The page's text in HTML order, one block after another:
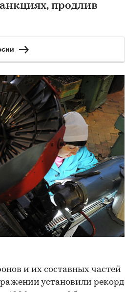
продлив
и их составных частей
установили рекорд